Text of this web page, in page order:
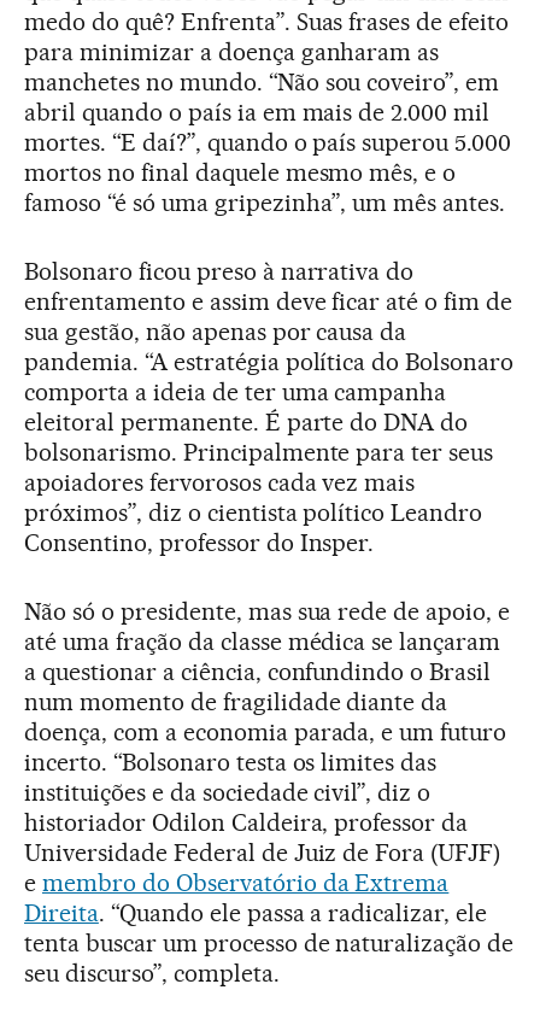
medo do quê? Enfrenta”. Suas frases de efeito
para minimizar a doença ganharam as
manchetes no mundo. “Não sou coveiro”, em
abril quando o país ia em mais de 2.000 mil
mortes. “E daí?”, quando o país superou 5.000
mortos no final daquele mesmo mês, e o
famoso “é só uma gripezinha”, um mês antes.
Bolsonaro ficou preso à narrativa do
enfrentamento e assim deve ficar até o fim de
sua gestão, não apenas por causa da
pandemia. “A estratégia política do Bolsonaro
comporta a ideia de ter uma campanha
eleitoral permanente. É parte do DNA do
bolsonarismo. Principalmente para ter seus
apoiadores fervorosos cada vez mais
próximos”, diz o cientista político Leandro
Consentino, professor do Insper.
Não só o presidente, mas sua rede de apoio, e
até uma fração da classe médica se lançaram
a questionar a ciência, confundindo o Brasil
num momento de fragilidade diante da
doença, com a economia parada, e um futuro
incerto. “Bolsonaro testa os limites das
instituições e da sociedade civil”, diz o
historiador Odilon Caldeira, professor da
Universidade Federal de Juiz de Fora (UFJF)
e membro do Observatório da Extrema
Direita. “Quando ele passa a radicalizar, ele
tenta buscar um processo de naturalização de
seu discurso”, completa.